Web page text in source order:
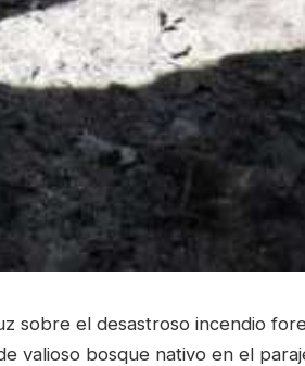
sobre el desastroso incendio
valioso bosque nativo en el